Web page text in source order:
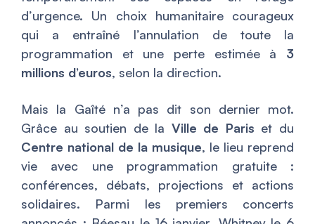
d’urgence. Un choix humanitaire courageux
qui a entraîné l’annulation de toute la
programmation et une perte estimée à 3
millions d’euros, selon la direction.
Mais la Gaîté n’a pas dit son dernier mot.
Grâce au soutien de la Ville de Paris et du
Centre national de la musique, le lieu reprend
vie avec une programmation gratuite :
conférences, débats, projections et actions
solidaires. Parmi les premiers concerts